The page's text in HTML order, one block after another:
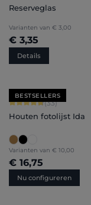
Reserveglas
Varianten van € 3,00
€ 3,35
Details
BESTSELLERS
Gemiddelde(33)
Houten fotolijst Ida
Varianten van € 10,00
€ 16,75
Nu configureren